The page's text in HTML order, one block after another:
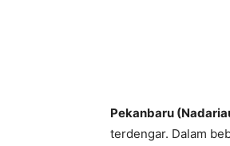
Pekanbaru
terdengar. Dalam